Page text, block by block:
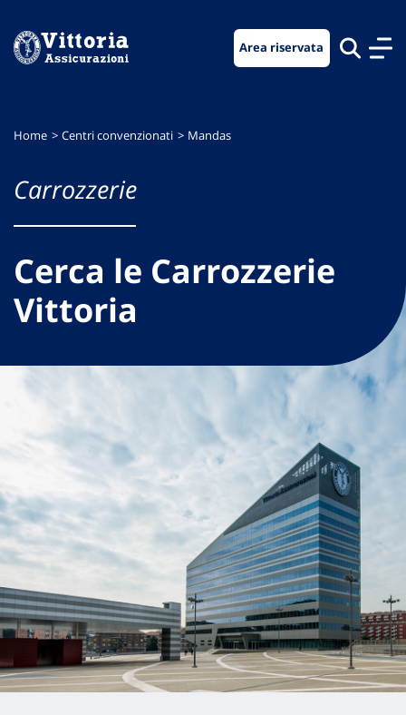
menu
contenuto
footer
Area riservata
Home Centri convenzionati Mandas
Carrozzerie
Cerca le Carrozzerie
Vittoria